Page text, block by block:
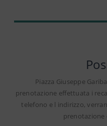
Piazza Giuseppe
prenotazione effettuata i
telefono e l indirizzo,
prenotazione